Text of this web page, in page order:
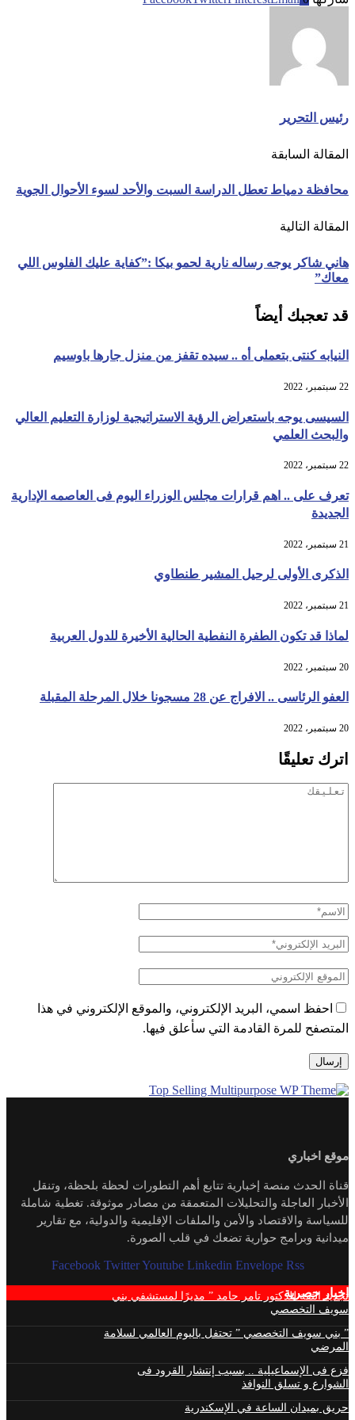
رئيس التحرير
المقالة السابقة
محافظة دمياط تعطل الدراسة السبت والأحد لسوء الأحوال الجوية
المقالة التالية
هاني شاكر يوجه رساله نارية لحمو بيكا :”كفاية عليك الفلوس اللي
معاك”
قد تعجبك أيضاً
النيابه كنتى بتعملى أه .. سيده تقفز من منزل جارها باوسيم
22 سبتمبر، 2022
السيسى يوجه باستعراض الرؤية الاستراتيجية لوزارة التعليم العالي
والبحث العلمي
22 سبتمبر، 2022
تعرف على .. اهم قرارات مجلس الوزراء اليوم فى العاصمه الإدارية
الجديدة
21 سبتمبر، 2022
الذكرى الأولى لرحيل المشير طنطاوي
21 سبتمبر، 2022
لماذا قد تكون الطفرة النفطية الحالية الأخيرة للدول العربية
20 سبتمبر، 2022
العفو الرئاسى .. الافراج عن 28 مسجونا خلال المرحلة المقبلة
20 سبتمبر، 2022
اترك تعليقًا
احفظ اسمي، البريد الإلكتروني، والموقع الإلكتروني في هذا
المتصفح للمرة القادمة التي سأعلق فيها.
موقع اخباري
قناة الحدث منصة إخبارية تتابع أهم التطورات لحظة بلحظة، وتنقل
الأخبار العاجلة والتحليلات المتعمقة من مصادر موثوقة. تغطية شاملة
للسياسة والاقتصاد والأمن والملفات الإقليمية والدولية، مع تقارير
ميدانية وبرامج حوارية تضعك في قلب الصورة.
Facebook Twitter Youtube Linkedin Envelope Rss
اخبار حصرية
تجديد الثقة للدكتور تامر حامد ” مديرًا لمستشفي بني
سويف التخصصي
” بني سويف التخصصي ” تحتفل باليوم العالمي لسلامة
المرضي
فزع فى الإسماعيلية .. بسبب إنتشار القرود فى
الشوارع و تسلق النوافذ
حريق بميدان الساعة في الإسكندرية